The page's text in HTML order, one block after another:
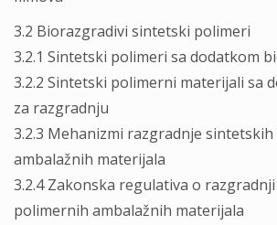
3.2 Biorazgradivi sintetski polimeri
3.2.1 Sintetski polimeri sa dodatkom
3.2.2 Sintetski polimerni materijali sa
za razgradnju
3.2.3 Mehanizmi razgradnje
ambalažnih materijala
3.2.4 Zakonska regulativa o
polimernih ambalažnih materijala